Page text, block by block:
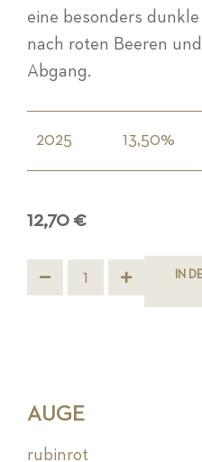
eine besonders
nach roten Beeren
Abgang.
2025 13,50%
12,70 €
IN
AUGE
rubinrot